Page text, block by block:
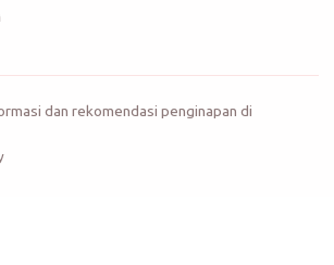
dan rekomendasi penginapan di